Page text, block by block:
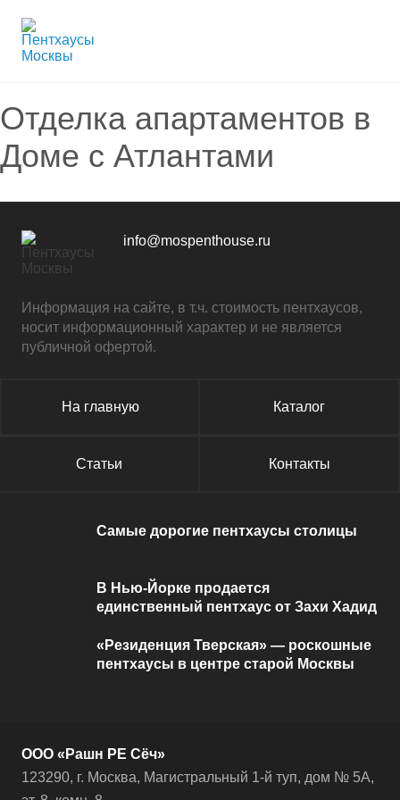
Отделка апартаментов в
Доме с Атлантами
info@mospenthouse.ru
Информация на сайте, в т.ч. стоимость пентхаусов,
носит информационный характер и не является
публичной офертой.
На главную Каталог
Статьи Контакты
Самые дорогие пентхаусы столицы
В Нью-Йорке продается
единственный пентхаус от Захи Хадид
«Резиденция Тверская» — роскошные
пентхаусы в центре старой Москвы
ООО «Рашн РЕ Сёч»
123290, г. Москва, Магистральный 1-й туп, дом № 5А,